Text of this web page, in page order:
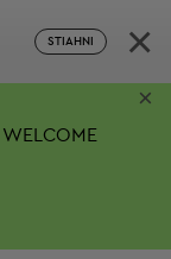
STIAHNI ×
WELCOME
×